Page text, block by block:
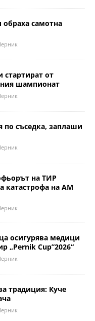
самотна
стартират от
шампионат
съседка, заплаши
на ТИР
катастрофа на АМ
осигурява медици
„Pernik Cup”2026“
традиция: Куче